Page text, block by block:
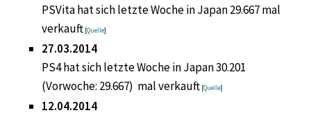
PSVita hat sich letzte Woche in Japan 29.667 mal
verkauft [Quelle]
27.03.2014
PS4 hat sich letzte Woche in Japan 30.201
(Vorwoche: 29.667) mal verkauft [Quelle]
12.04.2014